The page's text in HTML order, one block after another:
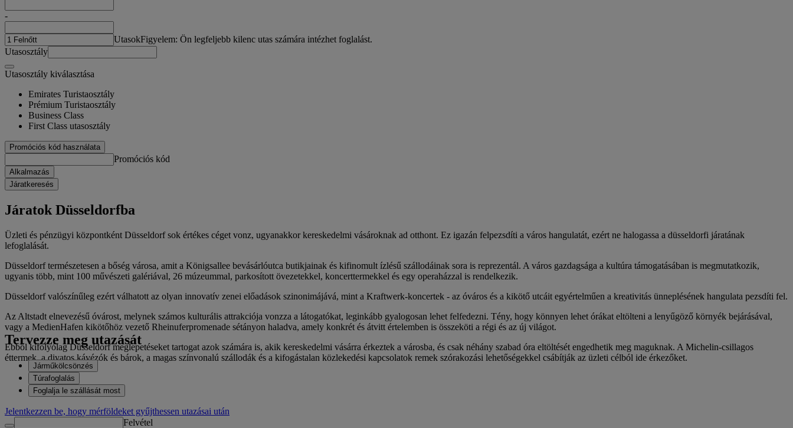
-
UtasokFigyelem: Ön legfeljebb kilenc utas számára intézhet foglalást.
Utasosztály
Utasosztály kiválasztása
Emirates Turistaosztály
Prémium Turistaosztály
Business Class
First Class utasosztály
Promóciós kód használata
Promóciós kód
Alkalmazás
Járatkeresés
Járatok Düsseldorfba
Üzleti és pénzügyi központként Düsseldorf sok értékes céget vonz, ugyanakkor kereskedelmi vásároknak ad otthont. Ez igazán felpezsdíti a város hangulatát, ezért ne halogassa a düsseldorfi járatának
lefoglalását.
Düsseldorf természetesen a bőség városa, amit a Königsallee bevásárlóutca butikjainak és kifinomult ízlésű szállodáinak sora is reprezentál. A város gazdagsága a kultúra támogatásában is megmutatkozik,
ugyanis több, mint 100 művészeti galériával, 26 múzeummal, parkosított övezetekkel, koncerttermekkel és egy operaházzal is rendelkezik.
Düsseldorf valószínűleg ezért válhatott az olyan innovatív zenei előadások szinonimájává, mint a Kraftwerk-koncertek - az óváros és a kikötő utcáit egyértelműen a kreativitás ünneplésének hangulata pezsdíti fel.
Az Altstadt elnevezésű óvárost, melynek számos kulturális attrakciója vonzza a látogatókat, leginkább gyalogosan lehet felfedezni. Tény, hogy könnyen lehet órákat eltölteni a lenyűgöző környék bejárásával,
vagy a MedienHafen kikötőhöz vezető Rheinuferpromenade sétányon haladva, amely konkrét és átvitt értelemben is összeköti a régi és az új világot.
Ebből kifolyólag Düsseldorf meglepetéseket tartogat azok számára is, akik kereskedelmi vásárra érkeztek a városba, és csak néhány szabad óra eltöltését engedhetik meg maguknak. A Michelin-csillagos
éttermek, a divatos kávézók és bárok, a magas színvonalú szállodák és a kifogástalan közlekedési kapcsolatok remek szórakozási lehetőségekkel csábítják az üzleti célból ide érkezőket.
Tervezze meg utazását
Járműkölcsönzés
Túrafoglalás
Foglalja le szállását most
Jelentkezzen be, hogy mérföldeket gyűjthessen utazásai után
Felvétel